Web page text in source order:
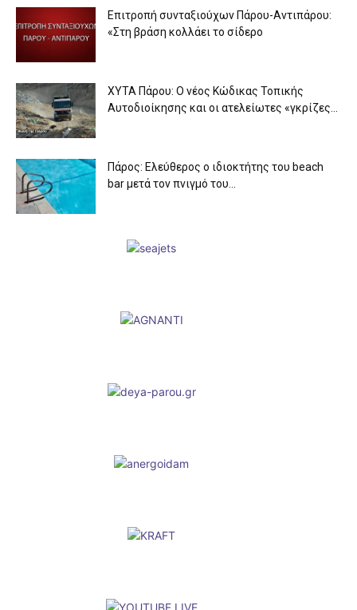
Επιτροπή συνταξιούχων Πάρου-Αντιπάρου:
«Στη βράση κολλάει το σίδερο
XYTA Πάρου: Ο νέος Κώδικας Τοπικής
Αυτοδιοίκησης και οι ατελείωτες «γκρίζες...
Πάρος: Ελεύθερος ο ιδιοκτήτης του beach
bar μετά τον πνιγμό του...